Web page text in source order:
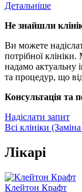
Детальніше
Не знайшли
Ви можете
потрібної
надамо актуальну
та процедур, що
Консультація та
Надіслати запит
Всі клініки
Лікарі
Клейтон Крафт